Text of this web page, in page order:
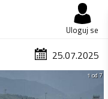
Uloguj se
25.07.2025
1 od 7